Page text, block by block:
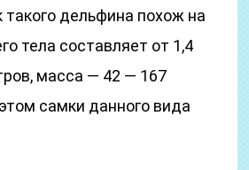
дельфина похож на
тела составляет от 1,4
масса — 42 — 167
самки данного вида